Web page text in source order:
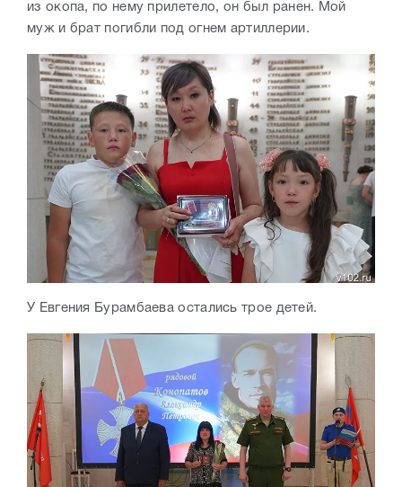
из окопа, по нему прилетело, он был ранен. Мой
муж и брат погибли под огнем артиллерии.
У Евгения Бурамбаева остались трое детей.